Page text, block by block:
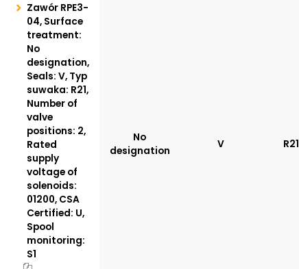
Zawór RPE3-
04, Surface
treatment:
No
designation,
Seals: V, Typ
suwaka: R21,
Number of
valve
positions: 2,
Rated
supply
voltage of
solenoids:
01200, CSA
Certified: U,
Spool
monitoring:
S1
No
designation
V R21